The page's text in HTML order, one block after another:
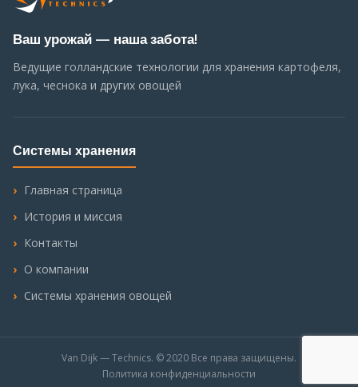
Ваш урожай — наша забота!
Ведущие голландские технологии для хранения картофеля,
лука, чеснока и других овощей
Системы хранения
Главная страница
История и миссия
Контакты
О компании
Системы хранения овощей
Van Dijk — Technics. © 2020 Все права защищены.
Политика конфиденциальности